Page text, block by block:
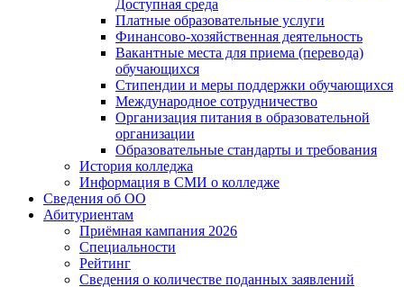
Доступная среда
Платные образовательные услуги
Финансово-хозяйственная деятельность
Вакантные места для приема (перевода)
обучающихся
Стипендии и меры поддержки обучающихся
Международное сотрудничество
Организация питания в образовательной
организации
Образовательные стандарты и требования
История колледжа
Информация в СМИ о колледже
Сведения об ОО
Абитуриентам
Приёмная кампания 2026
Специальности
Рейтинг
Сведения о количестве поданных заявлений